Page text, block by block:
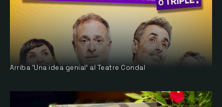
Arriba ‘Una idea genial’ al Teatre Condal